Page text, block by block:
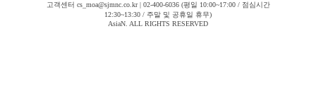
고객센터 cs_moa@sjmnc.co.kr | 02-400-6036 (평일 10:00~17:00 / 점심시간
12:30~13:30 / 주말 및 공휴일 휴무)
AsiaN. ALL RIGHTS RESERVED